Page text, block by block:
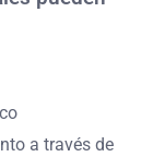
a través de